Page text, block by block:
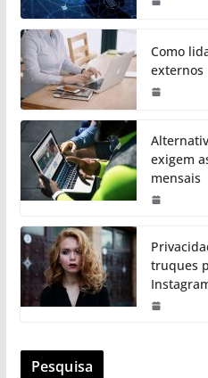
Como
externos
exigem
mensais
truques
Pesquisa